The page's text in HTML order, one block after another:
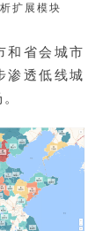
扩展模块
和省会城市
渗透低线城